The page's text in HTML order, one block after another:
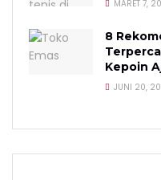
MARET 7,
8
Kepoin
JUNI 20,